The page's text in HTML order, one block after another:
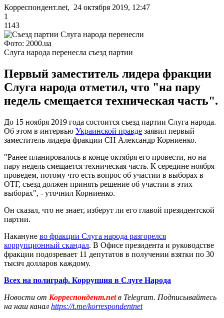
Корреспондент.net, 24 октября 2019, 12:47
1
1143
Фото: 2000.ua
Слуга народа перенесла съезд партии
Первый заместитель лидера фракции
Слуга народа отметил, что "на пару
недель смещается техническая часть".
До 15 ноября 2019 года состоится съезд партии Слуга народа.
Об этом в интервью Украинской правде заявил первый
заместитель лидера фракции СН Александр Корниенко.
"Ранее планировалось в конце октября его провести, но на
пару недель смещается техническая часть. К середине ноября
проведем, потому что есть вопрос об участии в выборах в
ОТГ, съезд должен принять решение об участии в этих
выборах", - уточнил Корниенко.
Он сказал, что не знает, изберут ли его главой президентской
партии.
Накануне во фракции Слуга народа разгорелся
коррупционный скандал. В Офисе президента и руководстве
фракции подозревает 11 депутатов в получении взятки по 30
тысяч долларов каждому.
Всех на полиграф. Коррупция в Слуге Народа
Новости от Корреспондент.netв Telegram. Подписывайтесь
на наш канал https://t.me/korrespondentnet